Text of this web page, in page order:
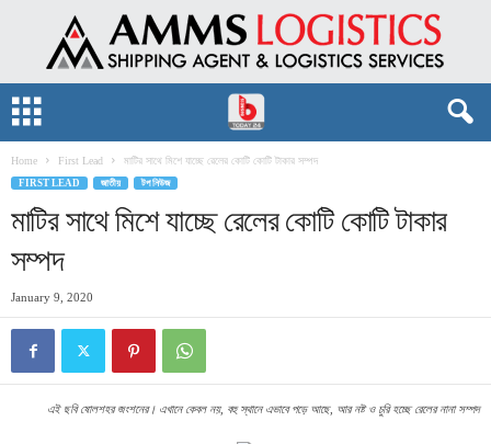
Home First Lead মাটির সাথে মিশে যাচ্ছে রেলের কোটি কোটি টাকার সম্পদ
FIRST LEAD জাতীয় টপ নিউজ
মাটির সাথে মিশে যাচ্ছে রেলের কোটি কোটি টাকার
সম্পদ
January 9, 2020
এই ছবি ষোলশহর জংশনের। এখানে কেবল নয়, বহু স্থানে এভাবে পড়ে আছে, আর নষ্ট ও চুরি হচ্ছে রেলের নানা সম্পদ